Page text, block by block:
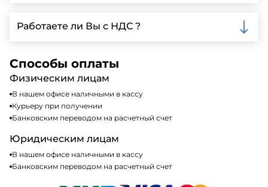
включая наличные, банковские переводы,
кредитные карты. Подробную информацию о
Работаете ли Вы с НДС ?
налогообложения, т.е с НДС 20%
Способы оплаты
Физическим лицам
В нашем офисе наличными в кассу
Курьеру при получении
Банковским переводом на расчетный счет
Юридическим лицам
В нашем офисе наличными в кассу
Банковским переводом на расчетный счет